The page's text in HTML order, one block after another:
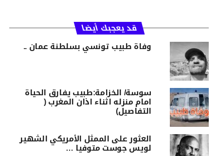
قد يعجبك أيضا
وفاة طبيب تونسي بسلطنة عمان ..
سوسة/ الخزامة:طبيب يفارق الحياة
امام منزله اثناء اذان المغرب (
التفاصيل)
العثور على الممثل الأمريكي الشهير
لويس جوست متوفيا …